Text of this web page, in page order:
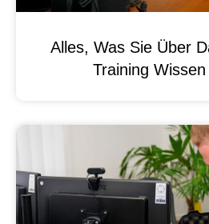
Alles, Was Sie Über
Training